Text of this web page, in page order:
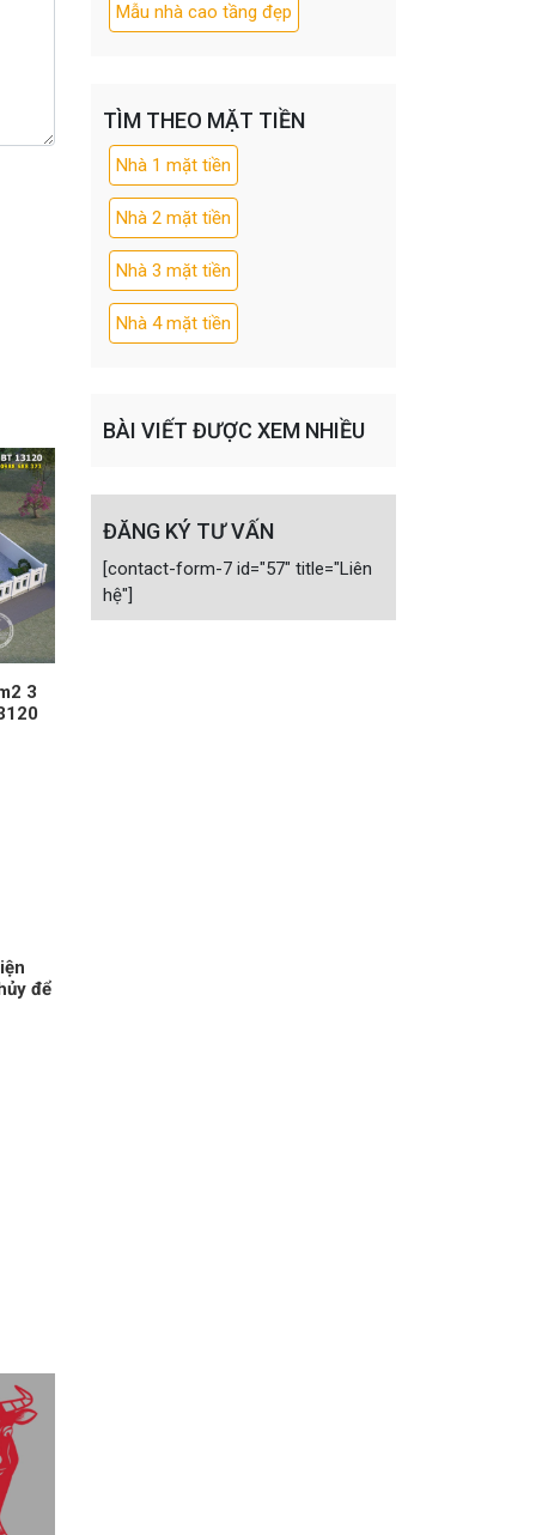
3
để
Mẫu nhà cao tầng đẹp
TÌM THEO MẶT TIỀN
Nhà 1 mặt tiền
Nhà 2 mặt tiền
Nhà 3 mặt tiền
Nhà 4 mặt tiền
BÀI VIẾT ĐƯỢC XEM NHIỀU
ĐĂNG KÝ TƯ VẤN
[contact-form-7 id="57" title="Liên
hệ"]